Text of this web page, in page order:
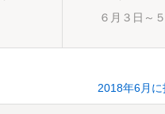
６月３日～
2018年6月